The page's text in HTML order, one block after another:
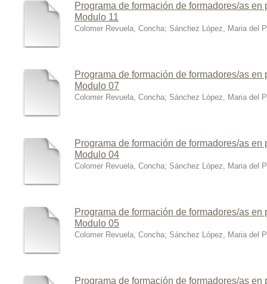
Programa de formación de formadores/as
Modulo 11
Colomer Revuela, Concha; Sánchez López, Maria del
Programa de formación de formadores/as
Modulo 07
Colomer Revuela, Concha; Sánchez López, Maria del
Programa de formación de formadores/as
Modulo 04
Colomer Revuela, Concha; Sánchez López, Maria del
Programa de formación de formadores/as
Modulo 05
Colomer Revuela, Concha; Sánchez López, Maria del
Programa de formación de formadores/as